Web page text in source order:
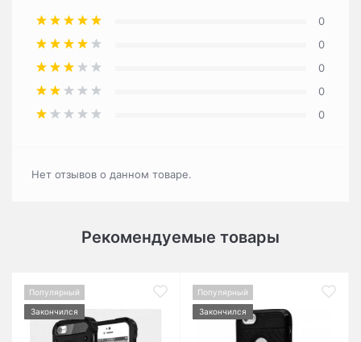
0
0
0
0
0
Нет отзывов о данном товаре.
Рекомендуемые товары
Популярный
Закончился
Популярный
Закончился